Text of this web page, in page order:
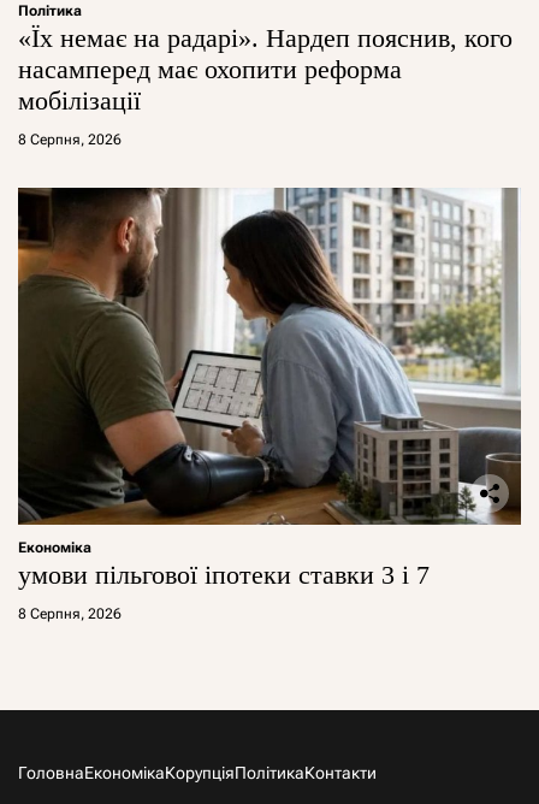
Політика
«Їх немає на радарі». Нардеп пояснив, кого
насамперед має охопити реформа
мобілізації
8 Серпня, 2026
Економіка
умови пільгової іпотеки ставки 3 і 7
8 Серпня, 2026
ГоловнаЕкономікаКорупціяПолітикаКонтакти